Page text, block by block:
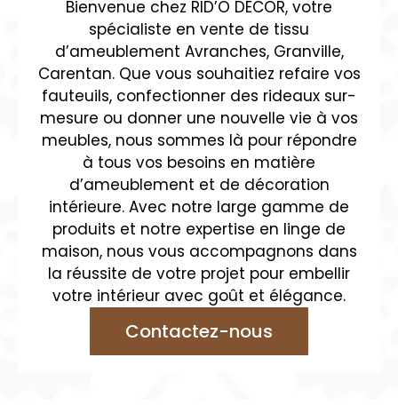
Bienvenue chez RID’O DÉCOR, votre
spécialiste en vente de tissu
d’ameublement Avranches, Granville,
Carentan. Que vous souhaitiez refaire vos
fauteuils, confectionner des rideaux sur-
mesure ou donner une nouvelle vie à vos
meubles, nous sommes là pour répondre
à tous vos besoins en matière
d’ameublement et de décoration
intérieure. Avec notre large gamme de
produits et notre expertise en linge de
maison, nous vous accompagnons dans
la réussite de votre projet pour embellir
votre intérieur avec goût et élégance.
Contactez-nous